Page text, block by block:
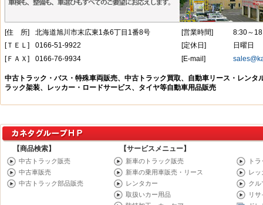
【商品検索】
中古トラック販売
中古車販売
中古トラック部品販売
【サービスメニュー】
新車のトラック販売
新車の乗用車販売・リース
レンタカー
取扱いカー用品
ト
レッ
クル
リ